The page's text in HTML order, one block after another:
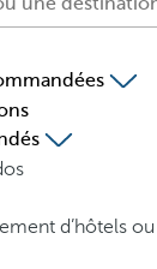
d’hôtels